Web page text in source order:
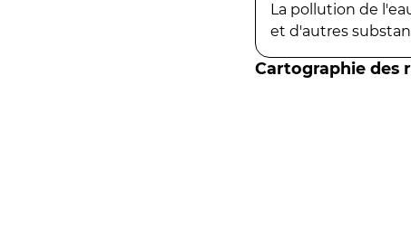
La pollution de
et d'autres
Cartographie des